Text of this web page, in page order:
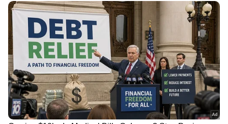
ഭേദപ്പെടുത്താനും സാധിക്കില്ല. ക്രമണേ
രോഗിക്ക് അനങ്ങാനോ സംസാരിക്കാനോ
കഴിയാത്ത വിധത്തിലേക്ക് ശരീരം
എത്തുകയാണ് ചെയ്യുക.
അതിനാലാണ് 'സ്റ്റിഫ് പേഴ്സണ്‍ സിൻഡ്രോം'
എന്നുതന്നെ ഈ അവസ്ഥയെ വിളിക്കുന്നത്.
രോഗി ഒരു 'മനുഷ്യപ്രതിമ' പോലെ ആയി